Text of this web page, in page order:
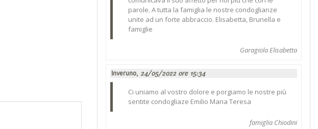
parole. A tutta la famiglia le nostre condoglianze
unite ad un forte abbraccio. Elisabetta, Brunella e
famiglie
Garagiola Elisabetta
Inveruno, 24/05/2022 ore 15:34
Ci uniamo al vostro dolore e porgiamo le nostre più
sentite condogliaze Emilio Maria Teresa
famiglia Chiodini